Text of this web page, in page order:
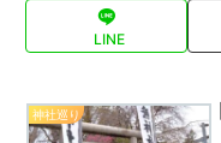
LINE
神社巡り